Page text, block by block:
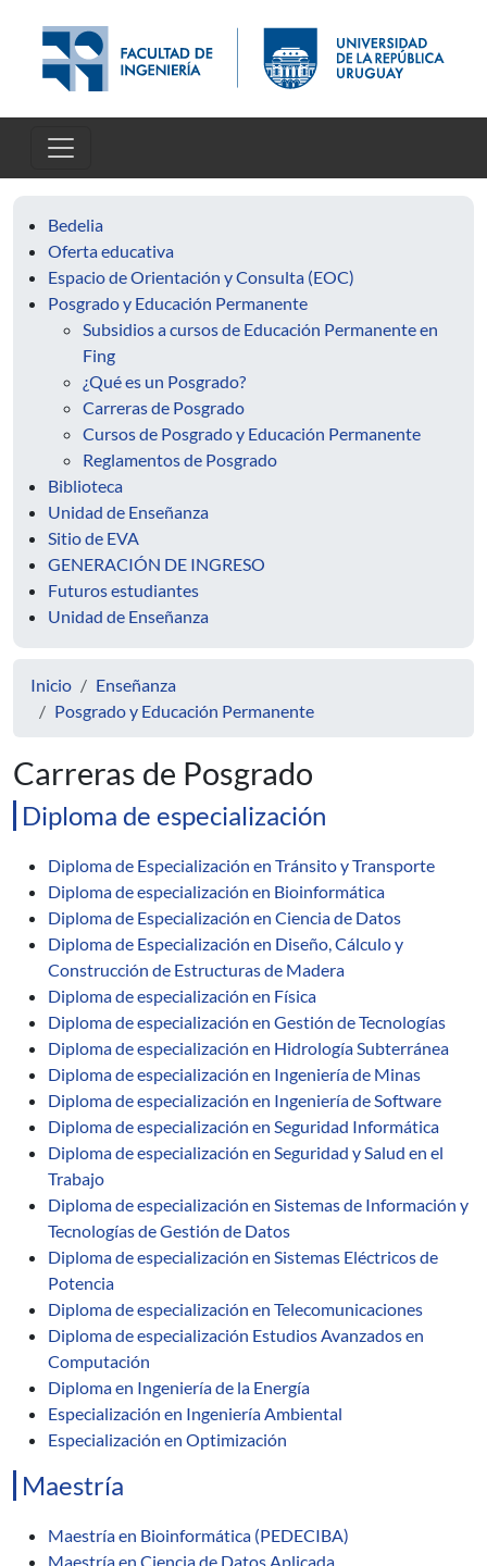
Bedelia
Oferta educativa
Espacio de Orientación y Consulta (EOC)
Posgrado y Educación Permanente
Subsidios a cursos de Educación Permanente en
Fing
¿Qué es un Posgrado?
Carreras de Posgrado
Cursos de Posgrado y Educación Permanente
Reglamentos de Posgrado
Biblioteca
Unidad de Enseñanza
Sitio de EVA
GENERACIÓN DE INGRESO
Futuros estudiantes
Unidad de Enseñanza
Inicio
Enseñanza
Posgrado y Educación Permanente
Carreras de Posgrado
Diploma de especialización
Diploma de Especialización en Tránsito y Transporte
Diploma de especialización en Bioinformática
Diploma de Especialización en Ciencia de Datos
Diploma de Especialización en Diseño, Cálculo y
Construcción de Estructuras de Madera
Diploma de especialización en Física
Diploma de especialización en Gestión de Tecnologías
Diploma de especialización en Hidrología Subterránea
Diploma de especialización en Ingeniería de Minas
Diploma de especialización en Ingeniería de Software
Diploma de especialización en Seguridad Informática
Diploma de especialización en Seguridad y Salud en el
Trabajo
Diploma de especialización en Sistemas de Información y
Tecnologías de Gestión de Datos
Diploma de especialización en Sistemas Eléctricos de
Potencia
Diploma de especialización en Telecomunicaciones
Diploma de especialización Estudios Avanzados en
Computación
Diploma en Ingeniería de la Energía
Especialización en Ingeniería Ambiental
Especialización en Optimización
Maestría
Maestría en Bioinformática (PEDECIBA)
Maestría en Ciencia de Datos Aplicada